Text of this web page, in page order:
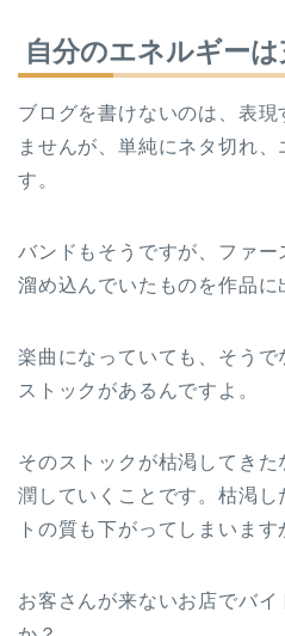
自分のエネルギー
ブログを書けないのは、表
ませんが、単純にネタ切れ
す。
バンドもそうですが、ファ
溜め込んでいたものを作品に
楽曲になっていても、そう
ストックがあるんですよ。
そのストックが枯渇してき
潤していくことです。枯渇し
トの質も下がってしまいます
お客さんが来ないお店でバ